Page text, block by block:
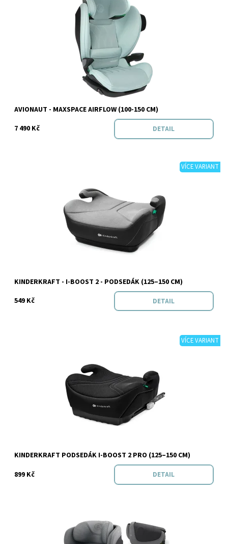
Skladem
Avionaut
AVIONAUT - MAXSPACE AIRFLOW (100-150 CM)
7 490 Kč
DETAIL
VÍCE VARIANT
Kinderkraft
KINDERKRAFT - I-BOOST 2 - PODSEDÁK (125–150 CM)
549 Kč
DETAIL
VÍCE VARIANT
Značka: Kinderkraft
KINDERKRAFT PODSEDÁK I-BOOST 2 PRO (125–150 CM)
899 Kč
DETAIL